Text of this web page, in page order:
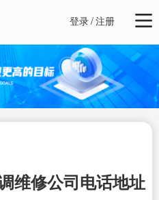
登录/注册
维修公司电话地址